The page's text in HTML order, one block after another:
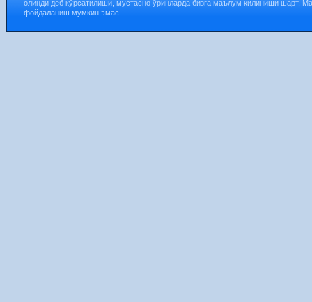
олинди деб кўрсатилиши, мустасно ўринларда бизга маълум қилиниши шарт.
фойдаланиш мумкин эмас.